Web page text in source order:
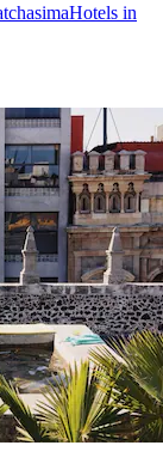
Hotels in